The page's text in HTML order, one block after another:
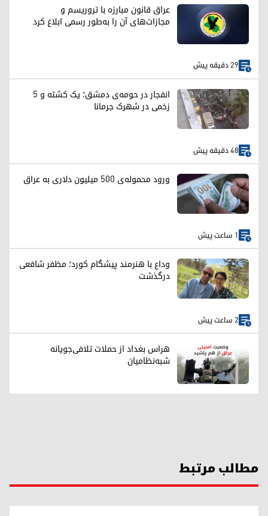
عراق قانون مبارزه با تروریسم و
مجازات‌های آن را به‌طور رسمی ابلاغ کرد
29 دقیقه پیش
انفجار در حومه‌ی دمشق؛ یک کشته و ۵
زخمی در شهرک جرمانا
48 دقیقه پیش
ورود محموله‌ی ۵۰۰ میلیون دلاری به عراق
1 ساعت پیش
وداع با هنرمند پیشگام کورد؛ مظفر شافعی
درگذشت
2 ساعت پیش
هراس بغداد از حملات تلافی‌جویانه
شبه‌نظامیان
مطالب مرتبط